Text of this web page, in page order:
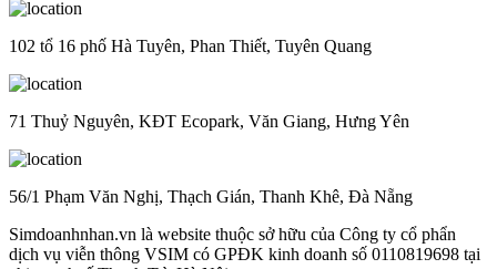
102 tổ 16 phố Hà Tuyên, Phan Thiết, Tuyên Quang
71 Thuỷ Nguyên, KĐT Ecopark, Văn Giang, Hưng Yên
56/1 Phạm Văn Nghị, Thạch Gián, Thanh Khê, Đà Nẵng
Simdoanhnhan.vn là website thuộc sở hữu của Công ty cổ phẩn
dịch vụ viễn thông VSIM có GPĐK kinh doanh số 0110819698 tại